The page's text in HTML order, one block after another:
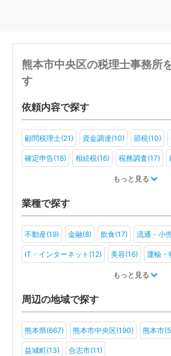
熊本市中央区の税理士事務所
す
依頼内容で探す
顧問税理士(21) 資金調達(10) 節税(10)
確定申告(18) 相続税(16) 税務調査(17)
もっと見る
業種で探す
不動産(19) 金融(8) 飲食(17) 流通・小
IT・インターネット(12) 美容(16) 運輸・
旅行・ホテル(12)
アミューズメント・レジャー(9)
医療法人(9) ＮＰＯ法人(4) 学校法人(5)
その他(8)
もっと見る
周辺の地域で探す
熊本県(667) 熊本市中央区(190) 熊本市
益城町(13) 合志市(11)